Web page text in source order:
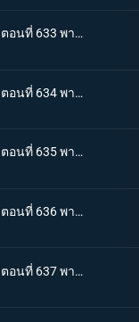
One piece วันพีช ตอนที่ 633 พากย์ไทย นักสู้ลึกลับสุดแกร่ง! ลูซี่ออกโรงแล้ว
One piece วันพีช ตอนที่ 634 พากย์ไทย คุณชายโจรสลัด คาเวนดิช
One piece วันพีช ตอนที่ 635 พากย์ไทย ชะตาชักนำอีกครั้ง ไฮยีน่า เบลลามี่
One piece วันพีช ตอนที่ 636 พากย์ไทย ชูเปอร์โนวา! บาร์โธโลมีโอ มนุษย์กินคน
One piece วันพีช ตอนที่ 637 พากย์ไทย การฟาดฟันของเหล่านักสู้! บล็อก B ลุกเป็นไฟ!